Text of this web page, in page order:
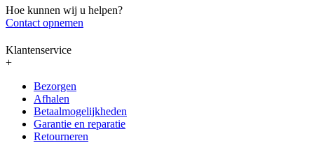
Hoe kunnen wij u helpen?
Contact opnemen
Klantenservice
+
Bezorgen
Afhalen
Betaalmogelijkheden
Garantie en reparatie
Retourneren